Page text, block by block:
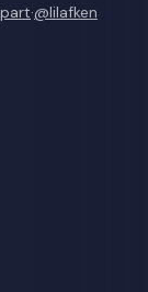
·@lilafken